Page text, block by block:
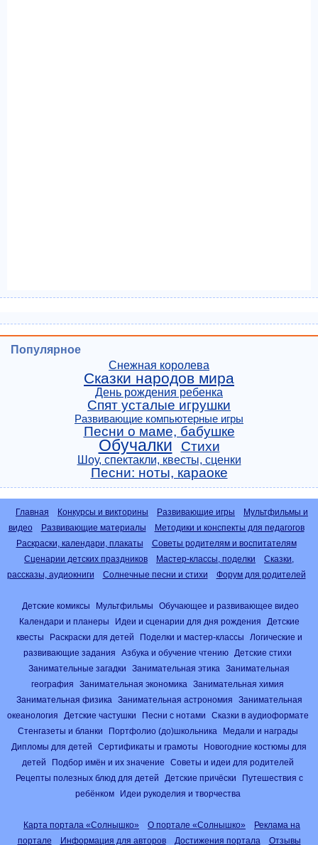
Популярное
Снежная королева
Сказки народов мира
День рождения ребенка
Спят усталые игрушки
Развивающие компьютерные игры
Песни о маме, бабушке
Обучалки Стихи
Шоу, спектакли, квесты, сценки
Песни: ноты, караоке
Главная Конкурсы и викторины Развивающие игры
Мультфильмы и
видео
Развивающие материалы
Методики и конспекты для педагогов
Раскраски, календари, плакаты
Советы родителям и воспитателям
Сценарии детских праздников
Мастер-классы, поделки
Сказки,
рассказы, аудиокниги
Солнечные песни и стихи Форум для родителей
Детские комиксы Мультфильмы
Обучающее и развивающее видео
Календари и планеры
Идеи и сценарии для дня рождения
Детские
квесты
Раскраски для детей Поделки и мастер-классы
Логические и
развивающие задания
Азбука и обучение чтению
Детские стихи
Занимательные загадки
Занимательная этика
Занимательная
география
Занимательная экономика
Занимательная химия
Занимательная физика
Занимательная астрономия
Занимательная
океанология
Детские частушки Песни с нотами
Сказки в аудиоформате
Стенгазеты и бланки
Портфолио (до)школьника
Медали и награды
Дипломы для детей
Сертификаты и грамоты
Новогодние костюмы для
детей
Подбор имён и их значение
Советы и идеи для родителей
Рецепты полезных блюд для детей
Детские причёски
Путешествия с
ребёнком
Идеи рукоделия и творчества
Карта портала «Солнышко» О портале «Солнышко»
Реклама на
портале
Информация для авторов Достижения портала Отзывы